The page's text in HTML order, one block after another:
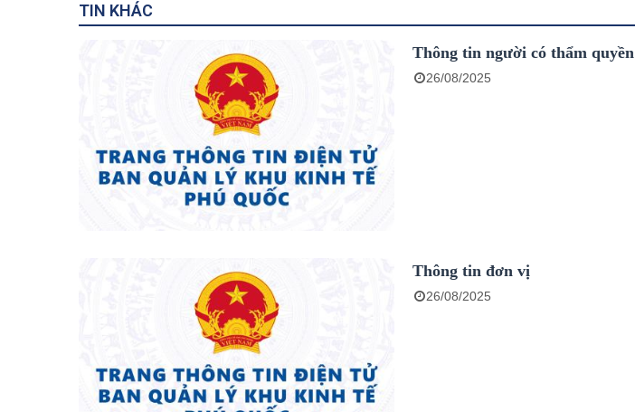
TIN KHÁC
Thông tin người có thẩm quyền
26/08/2025
Thông tin đơn vị
26/08/2025